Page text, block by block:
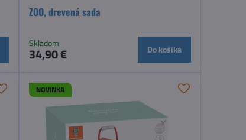
ZOO, drevená sada
Skladom
34,90 € Do košíka
NOVINKA